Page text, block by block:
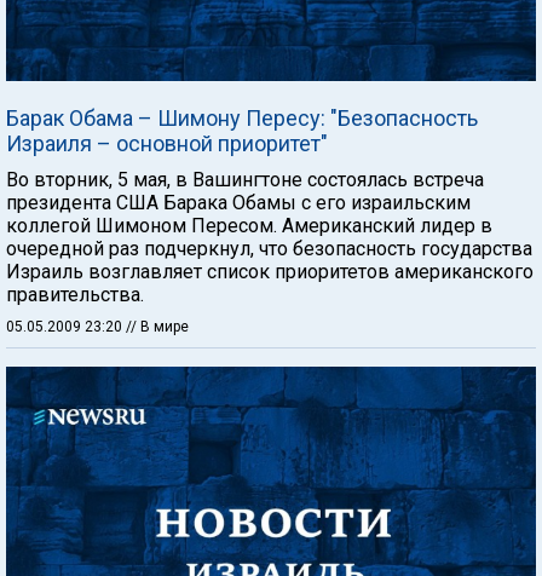
Барак Обама – Шимону Пересу: "Безопасность
Израиля – основной приоритет"
Во вторник, 5 мая, в Вашингтоне состоялась встреча
президента США Барака Обамы с его израильским
коллегой Шимоном Пересом. Американский лидер в
очередной раз подчеркнул, что безопасность государства
Израиль возглавляет список приоритетов американского
правительства.
05.05.2009 23:20 // В мире